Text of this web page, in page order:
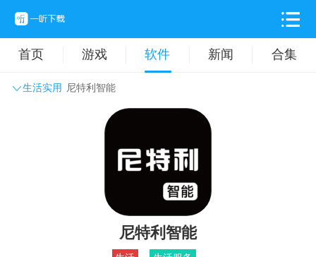
首页 游戏 软件 新闻 合集
生活实用 尼特利智能
主题壁纸 旅游出行
拍摄美化 时尚购物
尼特利智能